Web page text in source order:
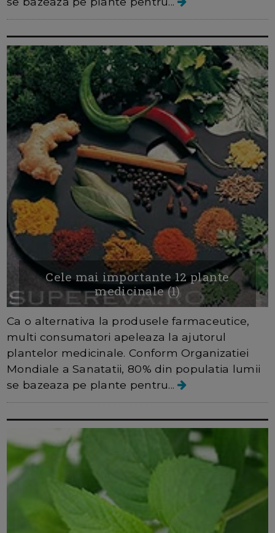
Cele mai importante 12 plante
medicinale (1)
Ca o alternativa la produsele farmaceutice,
multi consumatori apeleaza la ajutorul
plantelor medicinale. Conform Organizatiei
Mondiale a Sanatatii, 80% din populatia lumii
se bazeaza pe plante pentru...